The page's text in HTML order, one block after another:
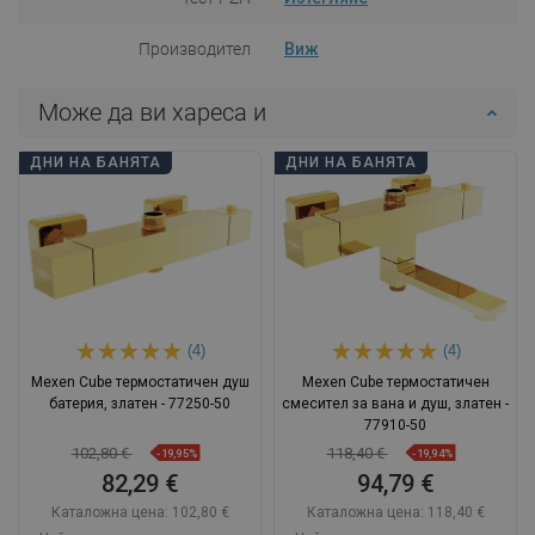
Производител Виж
Може да ви хареса и
ДНИ НА БАНЯТА
(4)
Mexen Cube термостатичен душ
батерия, златен - 77250-50
102,80 € -19,95%
82,29 €
Каталожна цена: 102,80 €
ДНИ НА БАНЯТА
(4)
Mexen Cube термостатичен
смесител за вана и душ, златен -
77910-50
118,40 € -19,94%
94,79 €
Каталожна цена: 118,40 €